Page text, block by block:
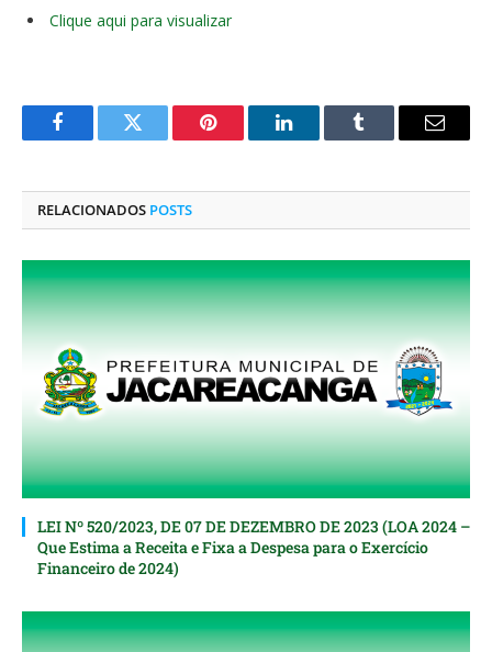
Clique aqui para visualizar
FacebookTwitter Pinterest O
Tumblr
E-
RELACIONADOS POSTS
LEI Nº 520/2023, DE 07 DE DEZEMBRO DE 2023 (LOA 2024 –
Que Estima a Receita e Fixa a Despesa para o Exercício
Financeiro de 2024)